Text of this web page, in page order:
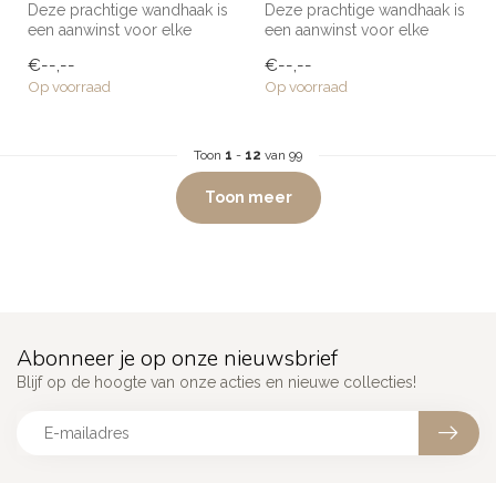
Deze prachtige wandhaak is
een aanwinst voor elke
handd...
€--,--
Op voorraad
Deze prachtige wandhaak is
een aanwinst voor elke
handd...
€--,--
Op voorraad
Toon 1 - 12 van 99
Toon meer
Abonneer je op onze nieuwsbrief
Blijf op de hoogte van onze acties en nieuwe collecties!